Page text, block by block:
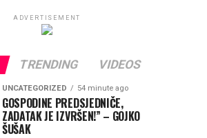
ADVERTISEMENT
TRENDING VIDEOS
UNCATEGORIZED 54 minute ago
GOSPODINE PREDSJEDNIČE,
ZADATAK JE IZVRŠEN!” – GOJKO
ŠUŠAK